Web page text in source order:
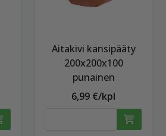
Aitakivi kansipääty
200x200x100
punainen
6,99 €/kpl